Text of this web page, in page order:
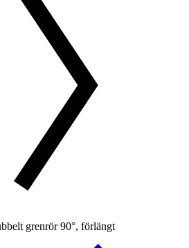
grenrör 90°, förlängt